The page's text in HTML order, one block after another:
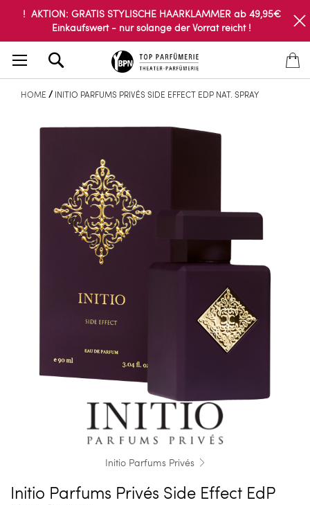
! AKTION: GRATIS STYLISCHE HAARKLAMMER ab 49,95€
Einkaufswert - nur solange der Vorrat reicht !
HOME INITIO PARFUMS PRIVÉS SIDE EFFECT EDP NAT. SPRAY
Initio Parfums Privés
Initio Parfums Privés Side Effect EdP